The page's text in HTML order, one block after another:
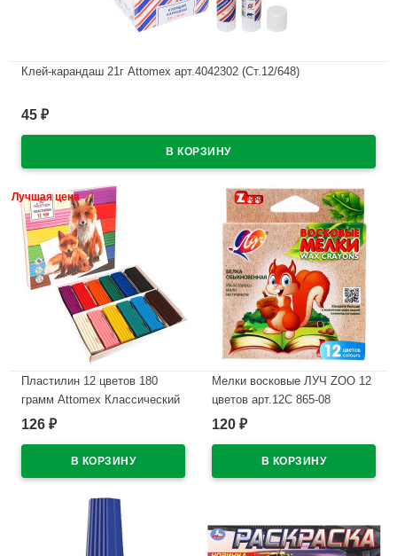
Клей-карандаш 21г Attomex арт.4042302 (Ст.12/648)
45 ₽
Лучшая цена
Пластилин 12 цветов 180
грамм Attomex Классический
картонная коробка арт
126 ₽
Мелки восковые ЛУЧ ZOO 12
цветов арт.12С 865-08
В наличии
120 ₽